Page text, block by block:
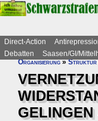
Direct-Action
Debatten
Saasen/GI/
Organisierung»Struktur
GELINGEN